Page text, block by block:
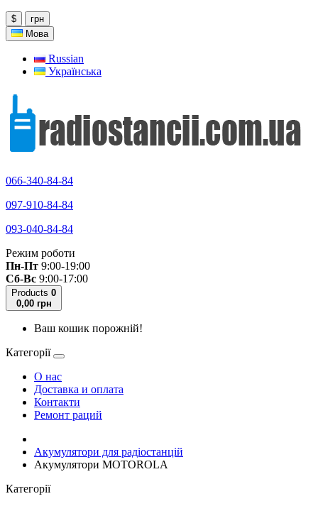
$
грн
Мова
Russian
Українська
066-340-84-84
097-910-84-84
093-040-84-84
Режим роботи
Пн-Пт 9:00-19:00
Сб-Вс 9:00-17:00
Products 0
0,00 грн
Ваш кошик порожній!
Категорії
О нас
Доставка и оплата
Контакти
Ремонт раций
Акумулятори для радіостанцій
Акумулятори MOTOROLA
Категорії